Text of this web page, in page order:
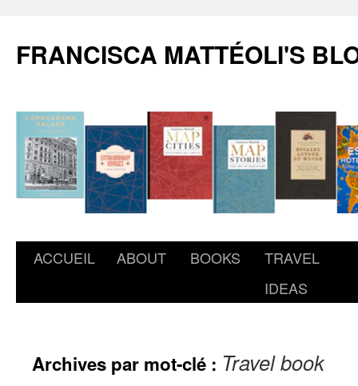
FRANCISCA MATTÉOLI'S
ACCUEIL ABOUT BOOKS
TRAVEL
IDEAS
Archives par mot-clé : Travel book